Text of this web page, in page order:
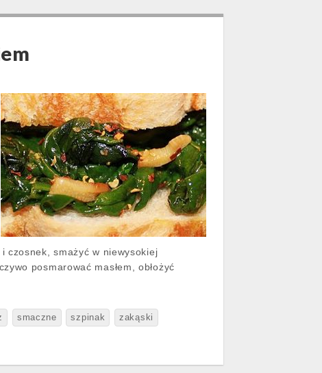
czosnek, smażyć w niewysokiej
posmarować masłem, obłożyć
smaczne szpinak zakąski